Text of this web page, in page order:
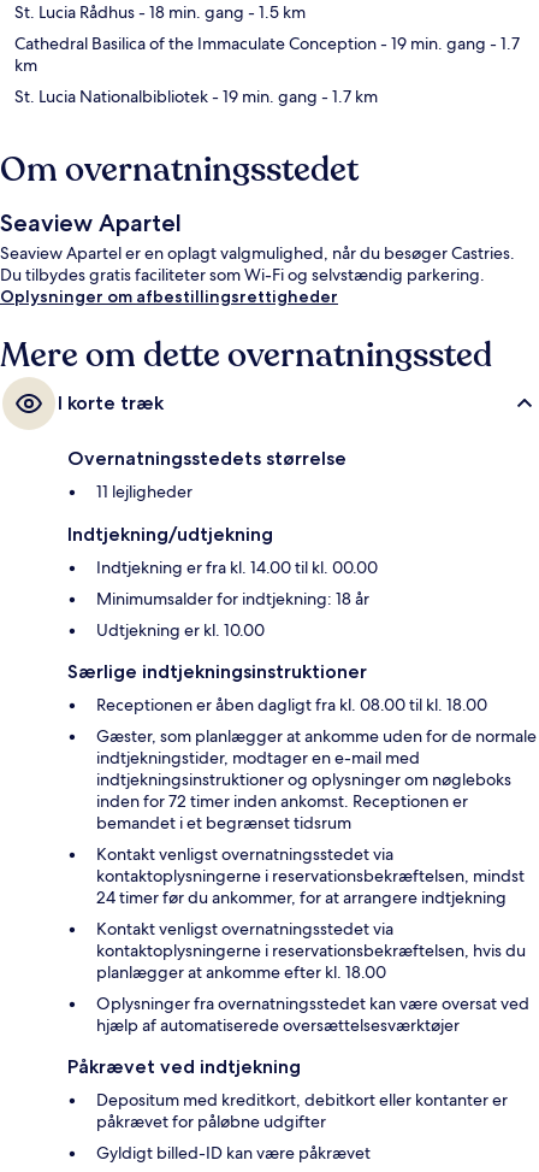
St. Lucia Rådhus- 18 min. gang - 1.5 km
Cathedral Basilica of the Immaculate Conception- 19 min. gang - 1.7
km
St. Lucia Nationalbibliotek- 19 min. gang - 1.7 km
Om overnatningsstedet
Seaview Apartel
Seaview Apartel er en oplagt valgmulighed, når du besøger Castries.
Du tilbydes gratis faciliteter som Wi-Fi og selvstændig parkering.
Oplysninger om afbestillingsrettigheder
Mere om dette overnatningssted
I korte træk
Overnatningsstedets størrelse
11 lejligheder
Indtjekning/udtjekning
Indtjekning er fra kl. 14.00 til kl. 00.00
Minimumsalder for indtjekning: 18 år
Udtjekning er kl. 10.00
Særlige indtjekningsinstruktioner
Receptionen er åben dagligt fra kl. 08.00 til kl. 18.00
Gæster, som planlægger at ankomme uden for de normale
indtjekningstider, modtager en e-mail med
indtjekningsinstruktioner og oplysninger om nøgleboks
inden for 72 timer inden ankomst. Receptionen er
bemandet i et begrænset tidsrum
Kontakt venligst overnatningsstedet via
kontaktoplysningerne i reservationsbekræftelsen, mindst
24 timer før du ankommer, for at arrangere indtjekning
Kontakt venligst overnatningsstedet via
kontaktoplysningerne i reservationsbekræftelsen, hvis du
planlægger at ankomme efter kl. 18.00
Oplysninger fra overnatningsstedet kan være oversat ved
hjælp af automatiserede oversættelsesværktøjer
Påkrævet ved indtjekning
Depositum med kreditkort, debitkort eller kontanter er
påkrævet for påløbne udgifter
Gyldigt billed-ID kan være påkrævet